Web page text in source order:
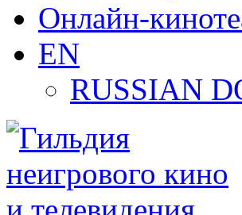
Онлайн-
EN
RUSSIAN